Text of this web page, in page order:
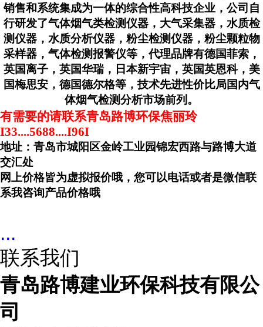
销售和系统集成为一体的综合性高科技企业，公司自
行研发了气体烟气类检测仪器，大气采集器，水质检
测仪器，水质分析仪器，粉尘检测仪器，粉尘颗粒物
采样器，气体检测报警仪等，代理品牌有德国菲索，
英国离子，英国华瑞，日本新宇宙，英国英恩科，美
国梅思安，德国德尔格等，技术先进性价比局国内气
体烟气检测分析市场前列。
有需要的请联系青岛路博环保焦丽玲
I33....5688....I96I
地址：青岛市城阳区金岭工业园锦宏西路与路博大道
交汇处
网上价格皆为虚拟报价哦，您可以电话或者是微信联
系我咨询产品价格哦
...
联系我们
青岛路博建业环保科技有限公
司